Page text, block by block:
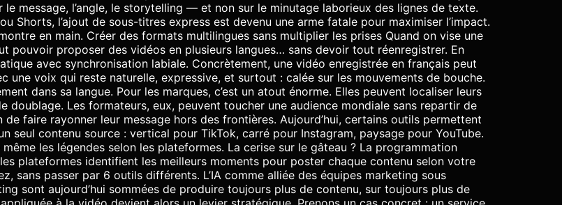
message, l’angle, le storytelling — et non sur le minutage laborieux des lignes de texte.
Shorts, l’ajout de sous-titres express est devenu une arme fatale pour maximiser l’impact.
en main. Créer des formats multilingues sans multiplier les prises Quand on vise une
pouvoir proposer des vidéos en plusieurs langues… sans devoir tout réenregistrer. En
avec synchronisation labiale. Concrètement, une vidéo enregistrée en français peut
une voix qui reste naturelle, expressive, et surtout : calée sur les mouvements de bouche.
dans sa langue. Pour les marques, c’est un atout énorme. Elles peuvent localiser leurs
doublage. Les formateurs, eux, peuvent toucher une audience mondiale sans repartir de
faire rayonner leur message hors des frontières. Aujourd’hui, certains outils permettent
seul contenu source : vertical pour TikTok, carré pour Instagram, paysage pour YouTube.
les légendes selon les plateformes. La cerise sur le gâteau ? La programmation
plateformes identifient les meilleurs moments pour poster chaque contenu selon votre
sans passer par 6 outils différents. L’IA comme alliée des équipes marketing sous
sont aujourd’hui sommées de produire toujours plus de contenu, sur toujours plus de